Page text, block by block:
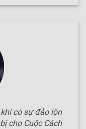
có sự đảo lộn
cho Cuộc Cách